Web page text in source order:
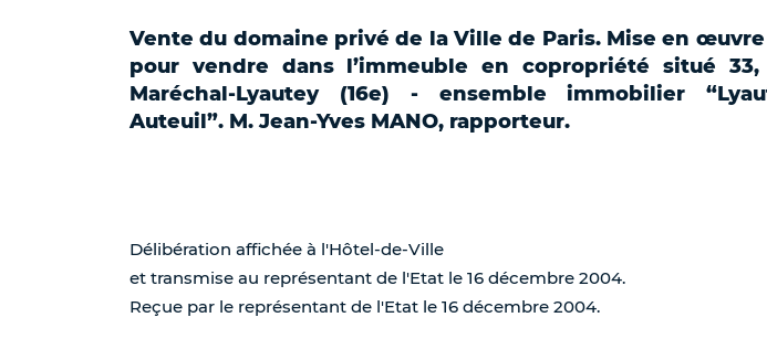
Vente du domaine privé de la Ville de Paris. Mise en œuvre
pour vendre dans l’immeuble en copropriété situé
Maréchal-Lyautey (16e) - ensemble immobilier
Auteuil”. M. Jean-Yves MANO, rapporteur.
Délibération affichée à l'Hôtel-de-Ville
et transmise au représentant de l'Etat le 16 décembre 2004.
Reçue par le représentant de l'Etat le 16 décembre 2004.